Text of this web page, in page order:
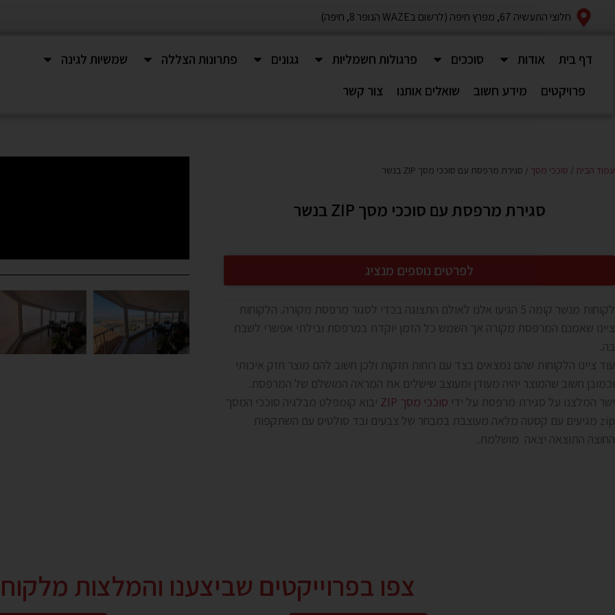
חלוצי התעשיה 67, מפרץ חיפה (לרשום בWAZE הנופר 8, חיפה)
דף בית אודות סוככים פרגולות חשמליות גגונים פתרונות הצללה
שמשיות לגינה
פרויקטים
מידע חשוב שואלים אותנו צור קשר
עמוד הבית / סוככי מסך / סגירת מרפסת עם סוככי מסך ZIP בנשר
סגירת מרפסת עם סוככי מסך ZIP בנשר
לפרטים נוספים מנציג
לקוחות מנשר קומה 5 הגיעו אלנו לאולם התצוגה בכדי לסגור מרפסת מקורה. הלקוחות
ציינו שאמנם המרפסת מקורה אך השמש כל הזמן יוקדת במרפסת ובילתי אפשרי לשבת
בה.
עוד ציינו הלקוחות שהם נמצאים בצד עם רוחות חזקות ולכן חשוב להם מוצר חזק איכותי
וכמובן חשוב שהמוצר יהיה מעודן ומעוצב שישלים את המראה המושלם של המרפסת.
ישר המלצנו על סגירת מרפסת על ידי סוככי מסך ZIP
יבוא קומפלט מבלגיה סוככי המסך
zip מגיעים עם קסטה מלאה מעוצבת במבחר של צבעים ובד סולטיס עם השתקפות
החוצה התוצאה יצאה מושלמת.
צפו בפרוייקטים שביצענו והמלצות